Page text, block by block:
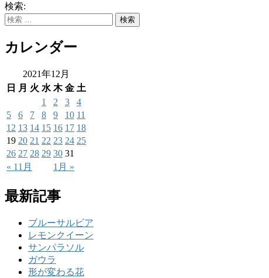
検索:
カレンダー
2021年12月
日
月 火 水 木 金 土
« 11月 1月 »
1 2 3
4
5
6 7 8 9 10 11
12 13 14 15 16 17 18
19 20 21 22 23 24 25
26 27 28 29 30 31
最新記事
ブルーサルビア
レモンクイーン
サンパラソル
ガウラ
形が変わる花